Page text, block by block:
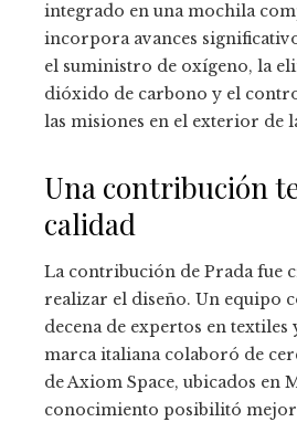
integrado en una mochila
incorpora avances
el suministro de oxígeno, la
dióxido de carbono y el
las misiones en el exterior de
Una contribución
calidad
La contribución de Prada fue
realizar el diseño. Un equipo
decena de expertos en
marca italiana colaboró de
de Axiom Space, ubicados en
conocimiento posibilitó